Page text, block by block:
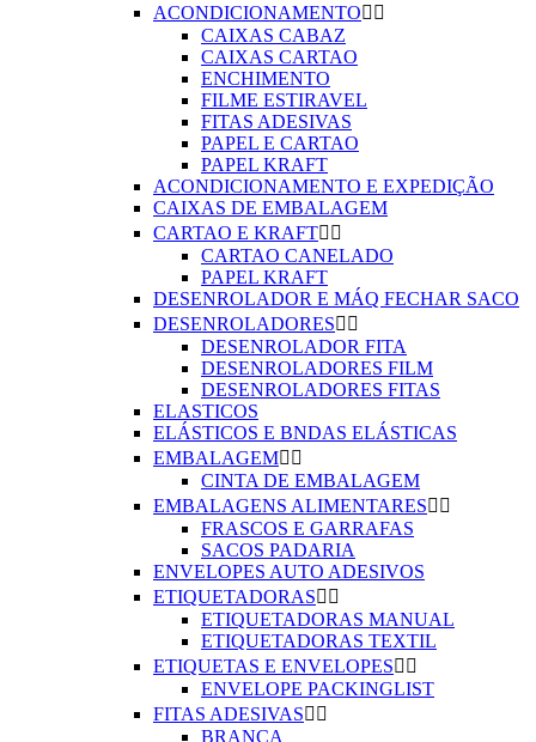
ACONDICIONAMENTO 
CAIXAS CABAZ
CAIXAS CARTAO
ENCHIMENTO
FILME ESTIRAVEL
FITAS ADESIVAS
PAPEL E CARTAO
PAPEL KRAFT
ACONDICIONAMENTO E EXPEDIÇÃO
CAIXAS DE EMBALAGEM
CARTAO E KRAFT 
CARTAO CANELADO
PAPEL KRAFT
DESENROLADOR E MÁQ FECHAR SACO
DESENROLADORES 
DESENROLADOR FITA
DESENROLADORES FILM
DESENROLADORES FITAS
ELASTICOS
ELÁSTICOS E BNDAS ELÁSTICAS
EMBALAGEM 
CINTA DE EMBALAGEM
EMBALAGENS ALIMENTARES 
FRASCOS E GARRAFAS
SACOS PADARIA
ENVELOPES AUTO ADESIVOS
ETIQUETADORAS 
ETIQUETADORAS MANUAL
ETIQUETADORAS TEXTIL
ETIQUETAS E ENVELOPES 
ENVELOPE PACKINGLIST
FITAS ADESIVAS 
BRANCA